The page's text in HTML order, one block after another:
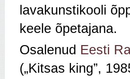
lavakunstikooli
keele õpetajana.
Osalenud Eesti
(„Kitsas king”,